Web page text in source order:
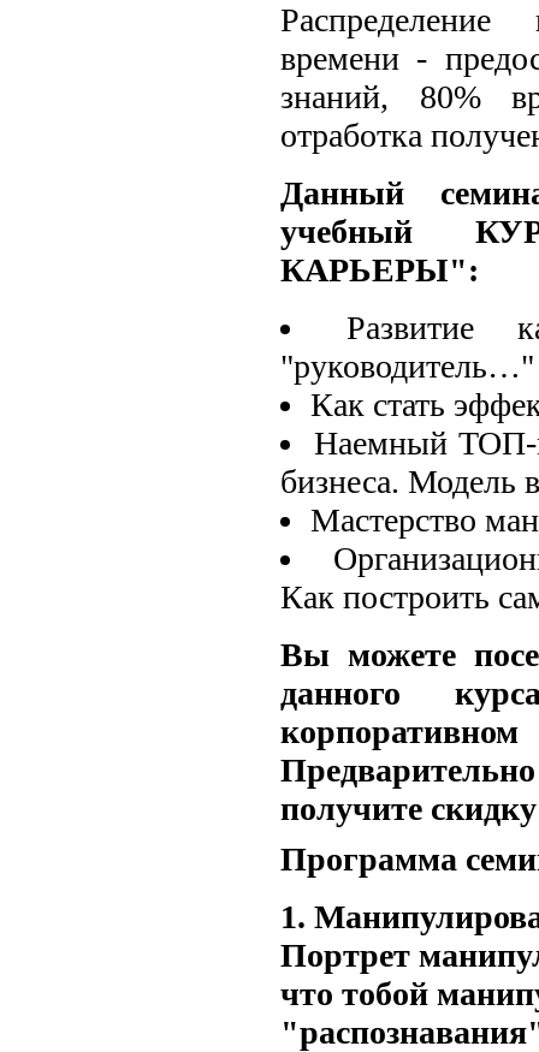
времени -
знаний, 80%
отработка
Данный
учебный
КАРЬЕРЫ":
Развитие
"руководитель…"
Как стать
Наемный TOП-
бизнеса. Модель
Мастерство
Как построить
Вы можете
данного
получите
Программа
1.
Портрет
что тобой